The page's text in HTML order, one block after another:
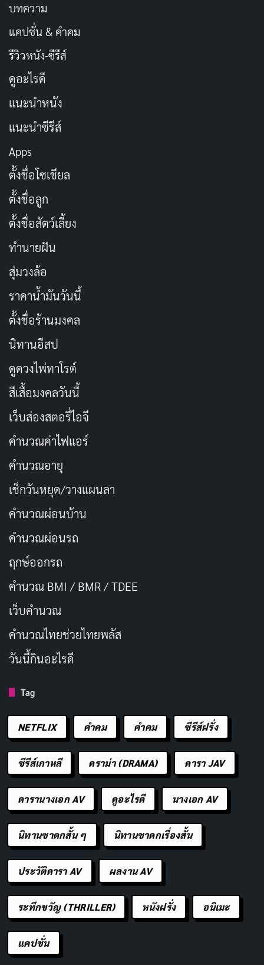
การเปลี่ยนยางรองขาแอร์: DIY หรือเรียก
ช่าง?
ถ้าเพื่อนๆ มั่นใจในฝีมือ ก็สามารถเปลี่ยนเองได้นะ ไม่ยาก
อย่างที่คิด
เรียกช่างแอร์มาทำให้ดีกว่า ปลอดภัยไว้ก่อน
สรุป:ยางรองขาแอร์เล็กจิ๋ว แต่สำคัญนะ!
ถึงแม้ยางรองขาแอร์จะเป็นชิ้นส่วนเล็กๆ แต่ก็มีบทบาท
สำคัญในการทำให้แอร์บ้านเราทำงานได้อย่างราบรื่นและมี
ประสิทธิภาพ อย่าลืมหมั่นสังเกตสัญญาณเตือน และตรวจ
เช็คสภาพยางรองขาแอร์เป็นประจำ เพื่อให้แอร์บ้านเย็นฉ่ำ
ดูข้อมูลและราคาเพิ่มเติมที่: Shopee
เรื่องที่เกี่ยวข้อง:
แอร์ธรรมดา vs แอร์อินเวอร์เตอร์ (Inverter) เลือก
แบบไหนดี?
รู้จักการล้างแอร์แบบตัดล้าง บอกลาแอร์ไม่เย็น เหมือน
ซื้อใหม่!
แอร์ไม่เย็นเกิดจากอะไร? แนะนำสาเหตุหลักและ
แอร์
บทความ
แคปชั่น & คำคม
รีวิวหนัง-ซีรีส์
ดูอะไรดี
แนะนำหนัง
แนะนำซีรีส์
Apps
ตั้งชื่อโซเชียล
ตั้งชื่อลูก
ตั้งชื่อสัตว์เลี้ยง
ทำนายฝัน
สุ่มวงล้อ
ราคาน้ำมันวันนี้
ตั้งชื่อร้านมงคล
นิทานอีสป
ดูดวงไพ่ทาโรต์
สีเสื้อมงคลวันนี้
เว็บส่องสตอรี่ไอจี
คำนวณค่าไฟแอร์
คำนวณอายุ
เช็กวันหยุด/วางแผนลา
คำนวณผ่อนบ้าน
คำนวณผ่อนรถ
ฤกษ์ออกรถ
คำนวณ BMI / BMR / TDEE
เว็บคํานวณ
คํานวณไทยช่วยไทยพลัส
วันนี้กินอะไรดี
Tag
NETFLIX คำคม คําคม ซีรีส์ฝรั่ง
ซีรีส์เกาหลี ดราม่า (DRAMA) ดารา JAV
ดารานางเอก AV ดูอะไรดี นางเอก AV
นิทานชาดกสั้น ๆ นิทานชาดกเรื่องสั้น
ประวัติดารา AV ผลงาน AV
ระทึกขวัญ (THRILLER) หนังฝรั่ง อนิเมะ
แคปชั่น